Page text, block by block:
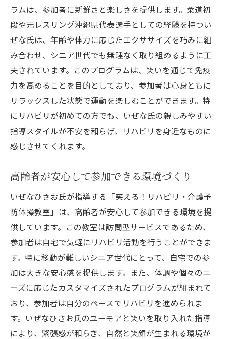
ラムは、参加者に新鮮さと楽しさを提供します。柔道初
段や元レスリング沖縄県代表選手としての経験を持つい
ぜな氏は、年齢や体力に応じたエクササイズを巧みに組
み合わせ、シニア世代でも無理なく取り組めるように工
夫されています。このプログラムは、笑いを通じて免疫
力を高めることを目的としており、参加者は心身ともに
リラックスした状態で運動を楽しむことができます。特
にリハビリが初めての方でも、いぜな氏の親しみやすい
指導スタイルが不安を和らげ、リハビリを身近なものに
感じさせてくれます。
高齢者が安心して参加できる環境づくり
いぜなひさお氏が指導する「笑える！リハビリ・介護予
防体操教室」は、高齢者が安心して参加できる環境を提
供しています。この教室は訪問型サービスであるため、
参加者は自宅で気軽にリハビリ活動を行うことができま
す。特に移動が難しいシニア世代にとって、自宅での参
加は大きな安心感を提供します。また、体調や個々のニ
ーズに応じたカスタマイズされたプログラムが組まれて
おり、参加者は自分のペースでリハビリを進められま
す。いぜなひさお氏のユーモアと笑いを取り入れた指導
により、緊張感が和らぎ、自然と笑顔が生まれる環境が